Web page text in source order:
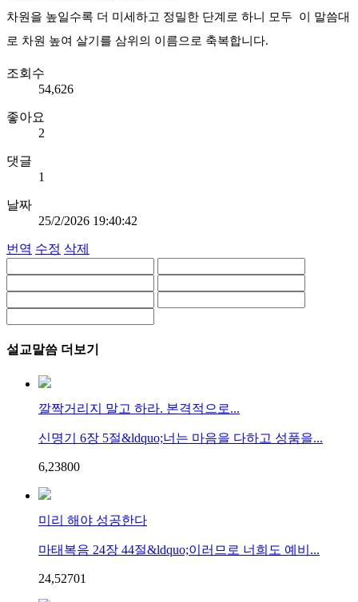
차원을 높일수록 더 미세하고 정밀한 단계로 하니 모두 이 말씀대
로 차원 높여 살기를 삼위의 이름으로 축복합니다.
조회수
54,626
좋아요
2
댓글
1
날짜
25/2/2026 19:40:42
번역 수정 삭제
설교말씀 더보기
깔짝거리지 말고 하라. 본격적으로...
신명기 6장 5절&ldquo;너는 마음을 다하고 성품을...
6,23800
미리 해야 성공한다
마태복음 24장 44절&ldquo;이러므로 너희도 예비...
24,52701